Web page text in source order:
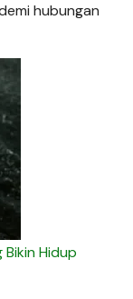
hubungan
Hidup